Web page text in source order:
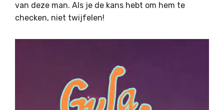
van deze man. Als je de kans hebt om hem te
checken, niet twijfelen!